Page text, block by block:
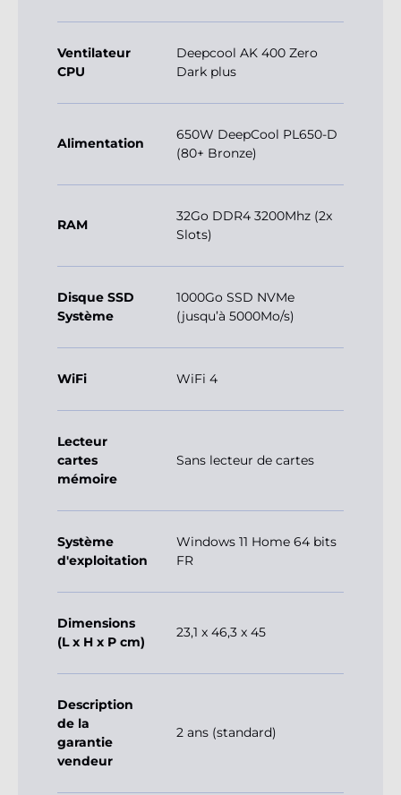
Ventilateur
CPU
Deepcool AK 400 Zero
Dark plus
Alimentation
650W DeepCool PL650-D
(80+ Bronze)
RAM
32Go DDR4 3200Mhz (2x
Slots)
Disque SSD
Système
1000Go SSD NVMe
(jusqu’à 5000Mo/s)
WiFi WiFi 4
Lecteur
cartes
mémoire
Sans lecteur de cartes
Système
d'exploitation
Windows 11 Home 64 bits
FR
Dimensions
(L x H x P cm)
23,1 x 46,3 x 45
Description
de la
garantie
vendeur
2 ans (standard)